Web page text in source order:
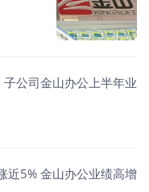
公司金山办公上半年业
近5% 金山办公业绩高增